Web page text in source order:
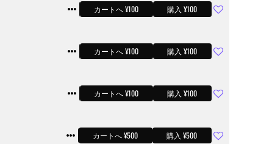
カートへ ¥100 購入 ¥100
カートへ ¥100 購入 ¥100
カートへ ¥100 購入 ¥100
カートへ ¥500 購入 ¥500